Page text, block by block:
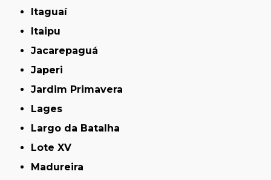
Itaguaí
Itaipu
Jacarepaguá
Japeri
Jardim Primavera
Lages
Largo da Batalha
Lote XV
Madureira